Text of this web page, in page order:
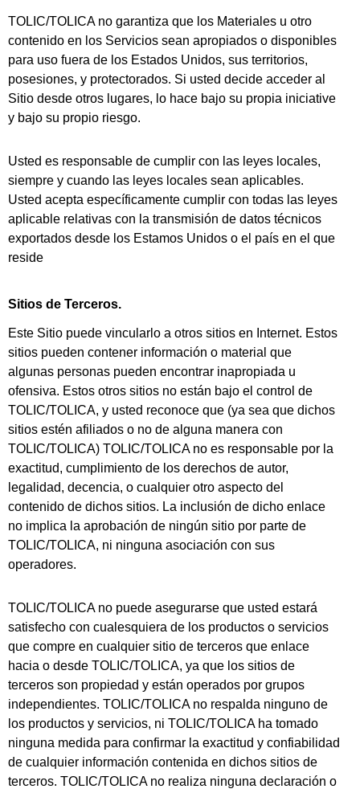
TOLIC/TOLICA no garantiza que los Materiales u otro
contenido en los Servicios sean apropiados o disponibles
para uso fuera de los Estados Unidos, sus territorios,
posesiones, y protectorados. Si usted decide acceder al
Sitio desde otros lugares, lo hace bajo su propia iniciative
y bajo su propio riesgo.
Usted es responsable de cumplir con las leyes locales,
siempre y cuando las leyes locales sean aplicables.
Usted acepta específicamente cumplir con todas las leyes
aplicable relativas con la transmisión de datos técnicos
exportados desde los Estamos Unidos o el país en el que
reside
Sitios de Terceros.
Este Sitio puede vincularlo a otros sitios en Internet. Estos
sitios pueden contener información o material que
algunas personas pueden encontrar inapropiada u
ofensiva. Estos otros sitios no están bajo el control de
TOLIC/TOLICA, y usted reconoce que (ya sea que dichos
sitios estén afiliados o no de alguna manera con
TOLIC/TOLICA) TOLIC/TOLICA no es responsable por la
exactitud, cumplimiento de los derechos de autor,
legalidad, decencia, o cualquier otro aspecto del
contenido de dichos sitios. La inclusión de dicho enlace
no implica la aprobación de ningún sitio por parte de
TOLIC/TOLICA, ni ninguna asociación con sus
operadores.
TOLIC/TOLICA no puede asegurarse que usted estará
satisfecho con cualesquiera de los productos o servicios
que compre en cualquier sitio de terceros que enlace
hacia o desde TOLIC/TOLICA, ya que los sitios de
terceros son propiedad y están operados por grupos
independientes. TOLIC/TOLICA no respalda ninguno de
los productos y servicios, ni TOLIC/TOLICA ha tomado
ninguna medida para confirmar la exactitud y confiabilidad
de cualquier información contenida en dichos sitios de
terceros. TOLIC/TOLICA no realiza ninguna declaración o